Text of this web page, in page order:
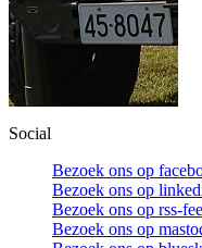
Social
Bezoek ons op
Bezoek ons op
Bezoek ons op rss-
Bezoek ons op